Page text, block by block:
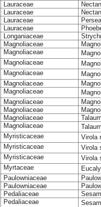
Lauraceae
Lauraceae
Lauraceae
Lauraceae
Longaniaceae
Magnoliaceae
Magnoliaceae
Magnoliaceae
Magnoliaceae
Magnoliaceae
Magnoliaceae
Magnoliaceae
Magnoliaceae
Magnoliaceae
Magnoliaceae
Myristicaceae
Virola
Myristicaceae
Virola
Myristicaceae
Virola
Myrtaceae
Paulowniaceae
Paulowniaceae
Pedaliaceae
Pedaliaceae